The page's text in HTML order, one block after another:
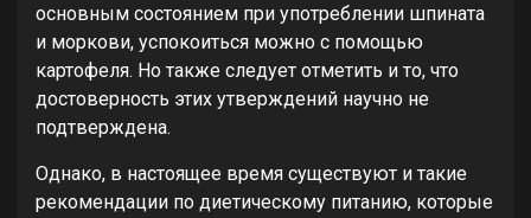
основным состоянием при употреблении шпината
и моркови, успокоиться можно с помощью
картофеля. Но также следует отметить и то, что
достоверность этих утверждений научно не
подтверждена.
Однако, в настоящее время существуют и такие
рекомендации по диетическому питанию, которые